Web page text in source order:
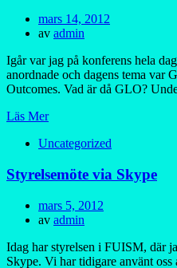
Publicerad
den
mars 14, 2012
av admin
Igår var jag på konferens hela
anordnade och dagens tema var
Outcomes. Vad är då GLO?
Läs Mer
Uncategorized
Styrelsemöte via Skype
Publicerad
den
mars 5, 2012
av admin
Idag har styrelsen i FUISM, där
Skype. Vi har tidigare använt oss